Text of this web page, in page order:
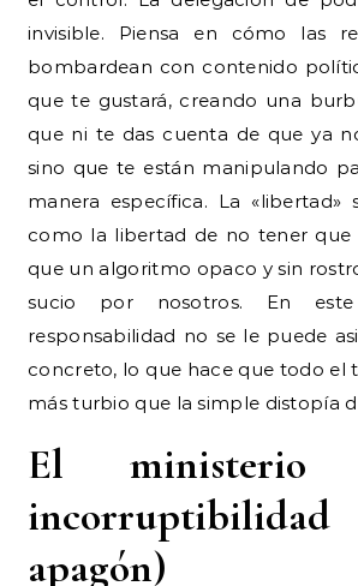
invisible. Piensa en cómo las
bombardean con contenido
que te gustará, creando una
que ni te das cuenta de que ya
sino que te están manipulando
manera específica. La «libertad»
como la libertad de no tener que
que un algoritmo opaco y sin
sucio por nosotros. En
responsabilidad no se le puede
concreto, lo que hace que todo el
más turbio que la simple distopía
El
apagón)